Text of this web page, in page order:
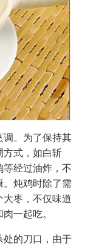
。为了保持其
方式，如白斩
经过油炸，不
炖鸡时除了需
枣，不仅味道
一起吃。
的刀口，由于